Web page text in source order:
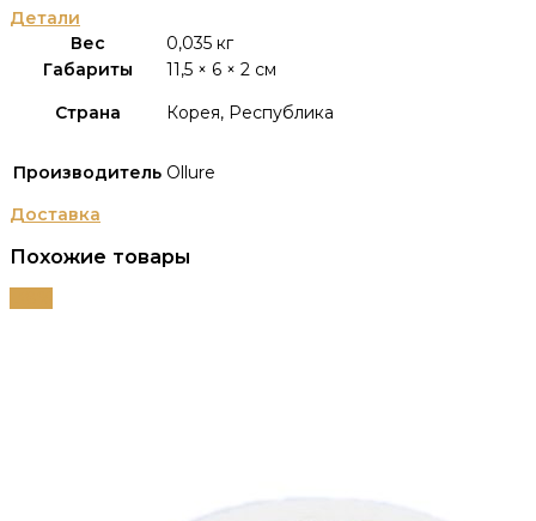
Детали
Вес
0,035 кг
Габариты
11,5 × 6 × 2 см
Страна
Корея, Республика
Производитель Ollure
Доставка
Похожие товары